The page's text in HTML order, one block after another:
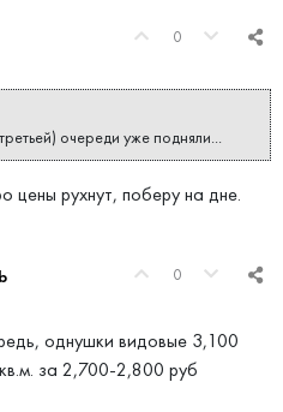
0
очереди уже подняли...
рухнут, поберу на дне.
0
однушки видовые 3,100
за 2,700-2,800 руб